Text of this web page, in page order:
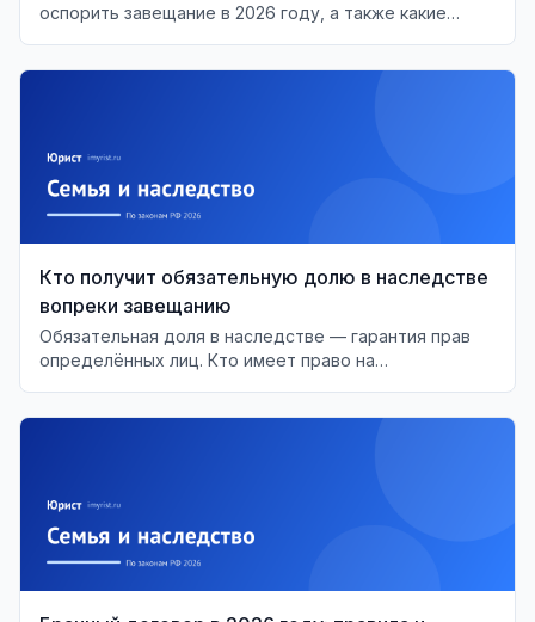
оспорить завещание в 2026 году, а также какие
Кто получит обязательную долю в наследстве
вопреки завещанию
Обязательная доля в наследстве — гарантия прав
определённых лиц. Кто имеет право на